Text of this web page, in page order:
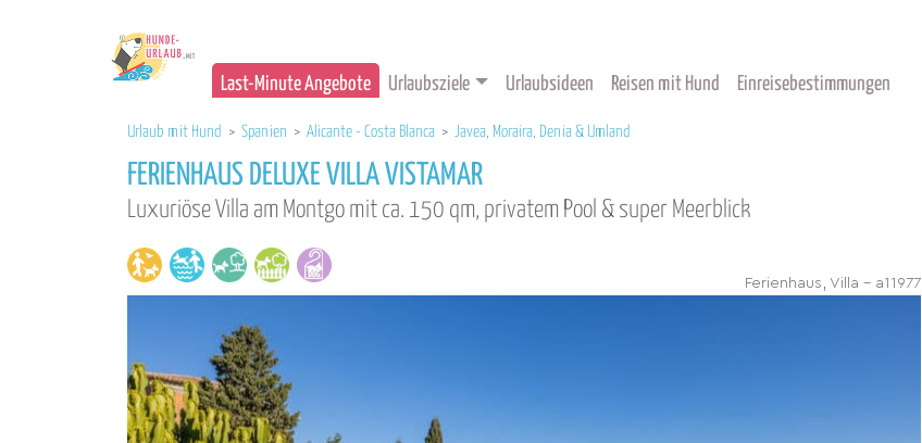
Last-Minute Angebote Urlaubsziele Urlaubsideen Reisen mit Hund Einreisebestimmungen
Urlaub mit Hund > Spanien > Alicante - Costa Blanca > Javea, Moraira, Denia & Umland
FERIENHAUS DELUXE VILLA VISTAMAR
Luxuriöse Villa am Montgo mit ca. 150 qm, privatem Pool & super Meerblick
Ferienhaus, Villa - a11977